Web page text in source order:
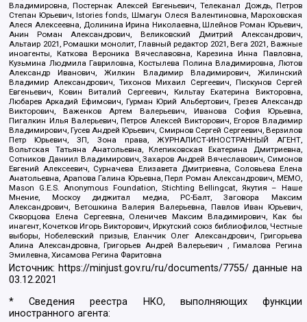
Владимировна, Постернак Алексей Евгеньевич, Телеканал Дождь, Петров
Степан Юрьевич, Istories fonds, Шмагун Олеся Валентиновна, Мароховская
Алеся Алексеевна, Долинина Ирина Николаевна, Шлейнов Роман Юрьевич,
Анин Роман Александрович, Великовский Дмитрий Александрович,
Альтаир 2021, Ромашки монолит, Главный редактор 2021, Вега 2021, Важные
иноагенты, Каткова Вероника Вячеславовна, Карезина Инна Павловна,
Кузьмина Людмила Гавриловна, Костылева Полина Владимировна, Лютов
Александр Иванович, Жилкин Владимир Владимирович, Жилинский
Владимир Александрович, Тихонов Михаил Сергеевич, Пискунов Сергей
Евгеньевич, Ковин Виталий Сергеевич, Кильтау Екатерина Викторовна,
Любарев Аркадий Ефимович, Гурман Юрий Альбертович, Грезев Александр
Викторович, Важенков Артем Валерьевич, Иванова София Юрьевна,
Пигалкин Илья Валерьевич, Петров Алексей Викторович, Егоров Владимир
Владимирович, Гусев Андрей Юрьевич, Смирнов Сергей Сергеевич, Верзилов
Петр Юрьевич, ЗП, Зона права, ЖУРНАЛИСТ-ИНОСТРАННЫЙ АГЕНТ,
Вольтская Татьяна Анатольевна, Клепиковская Екатерина Дмитриевна,
Сотников Даниил Владимирович, Захаров Андрей Вячеславович, Симонов
Евгений Алексеевич, Сурначева Елизавета Дмитриевна, Соловьева Елена
Анатольевна, Арапова Галина Юрьевна, Перл Роман Александрович, МЕМО,
Mason G.E.S. Anonymous Foundation, Stichting Bellingcat, Якутия – Наше
Мнение, Москоу диджитал медиа, РС-Балт, Заговора Максим
Александрович, Ветошкина Валерия Валерьевна, Павлов Иван Юрьевич,
Скворцова Елена Сергеевна, Оленичев Максим Владимирович, Как бы
инагент, Кочетков Игорь Викторович, Иркутский союз библиофилов, Честные
выборы, Нобелевский призыв, Еланчик Олег Александрович, Григорьева
Алина Александровна, Григорьев Андрей Валерьевич , Гималова Регина
Эмилевна, Хисамова Регина Фаритовна
Источник: https://minjust.gov.ru/ru/documents/7755/ данные на
03.12.2021
* Сведения реестра НКО, выполняющих функции
иностранного агента: